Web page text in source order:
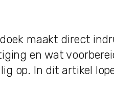
maakt direct
en wat
op. In dit artikel